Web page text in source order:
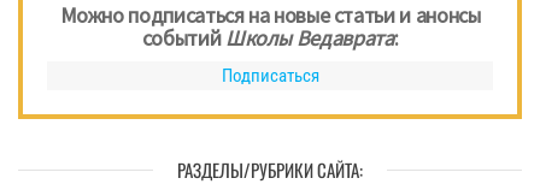
Можно подписаться на новые статьи и анонсы
событийШколы Ведаврата:
Подписаться
РАЗДЕЛЫ/РУБРИКИ САЙТА: